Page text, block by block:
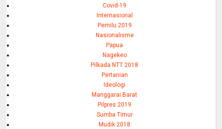
Covid-19
Internasional
Pemilu 2019
Nasionalisme
Papua
Nagekeo
Pilkada NTT 2018
Pertanian
Ideologi
Manggarai Barat
Pilpres 2019
Sumba Timur
Mudik 2018